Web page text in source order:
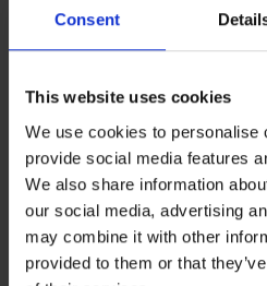
Consent
This website uses cookies
We use cookies to personalise
provide social media features
We also share information
our social media, advertising
may combine it with other
provided to them or that
Popust
14,49 € Prvobitna cijena
28,99 €
11,59 € Kod GET20